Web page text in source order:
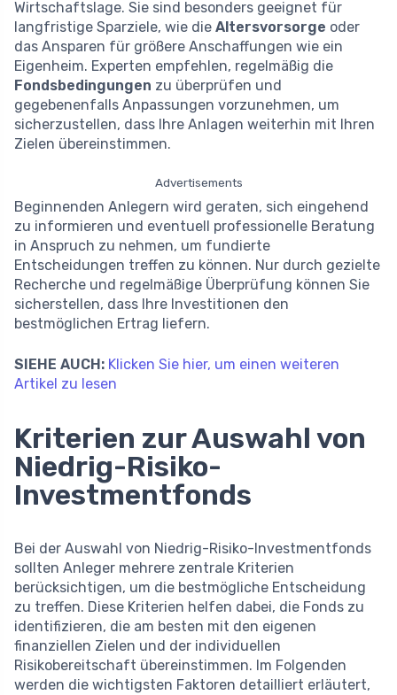
Wirtschaftslage. Sie sind besonders geeignet für
langfristige Sparziele, wie die Altersvorsorge oder
das Ansparen für größere Anschaffungen wie ein
Eigenheim. Experten empfehlen, regelmäßig die
Fondsbedingungen zu überprüfen und
gegebenenfalls Anpassungen vorzunehmen, um
sicherzustellen, dass Ihre Anlagen weiterhin mit Ihren
Zielen übereinstimmen.
Advertisements
Beginnenden Anlegern wird geraten, sich eingehend
zu informieren und eventuell professionelle Beratung
in Anspruch zu nehmen, um fundierte
Entscheidungen treffen zu können. Nur durch gezielte
Recherche und regelmäßige Überprüfung können Sie
sicherstellen, dass Ihre Investitionen den
bestmöglichen Ertrag liefern.
SIEHE AUCH: Klicken Sie hier, um einen weiteren
Artikel zu lesen
Kriterien zur Auswahl von
Niedrig-Risiko-
Investmentfonds
Bei der Auswahl von Niedrig-Risiko-Investmentfonds
sollten Anleger mehrere zentrale Kriterien
berücksichtigen, um die bestmögliche Entscheidung
zu treffen. Diese Kriterien helfen dabei, die Fonds zu
identifizieren, die am besten mit den eigenen
finanziellen Zielen und der individuellen
Risikobereitschaft übereinstimmen. Im Folgenden
werden die wichtigsten Faktoren detailliert erläutert,